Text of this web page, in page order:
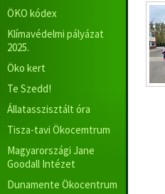
ÖKO kódex
Klímavédelmi pályázat
2025.
Öko kert
Te Szedd!
Állatasszisztált óra
Tisza-tavi Ökocemtrum
Magyarországi Jane
Goodall Intézet
Dunamente Ökocentrum